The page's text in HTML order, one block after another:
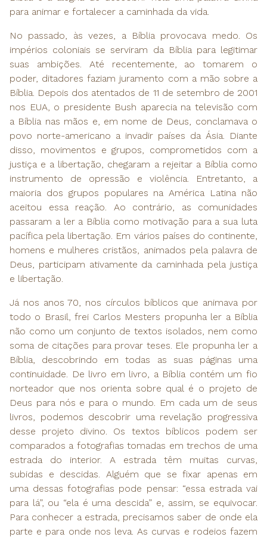
para animar e fortalecer a caminhada da vida.
No passado, às vezes, a Bíblia provocava medo. Os
impérios coloniais se serviram da Bíblia para legitimar
suas ambições. Até recentemente, ao tomarem o
poder, ditadores faziam juramento com a mão sobre a
Bíblia. Depois dos atentados de 11 de setembro de 2001
nos EUA, o presidente Bush aparecia na televisão com
a Bíblia nas mãos e, em nome de Deus, conclamava o
povo norte-americano a invadir países da Ásia. Diante
disso, movimentos e grupos, comprometidos com a
justiça e a libertação, chegaram a rejeitar a Bíblia como
instrumento de opressão e violência. Entretanto, a
maioria dos grupos populares na América Latina não
aceitou essa reação. Ao contrário, as comunidades
passaram a ler a Bíblia como motivação para a sua luta
pacífica pela libertação. Em vários países do continente,
homens e mulheres cristãos, animados pela palavra de
Deus, participam ativamente da caminhada pela justiça
e libertação.
Já nos anos 70, nos círculos bíblicos que animava por
todo o Brasil, frei Carlos Mesters propunha ler a Bíblia
não como um conjunto de textos isolados, nem como
soma de citações para provar teses. Ele propunha ler a
Bíblia, descobrindo em todas as suas páginas uma
continuidade. De livro em livro, a Bíblia contém um fio
norteador que nos orienta sobre qual é o projeto de
Deus para nós e para o mundo. Em cada um de seus
livros, podemos descobrir uma revelação progressiva
desse projeto divino. Os textos bíblicos podem ser
comparados a fotografias tomadas em trechos de uma
estrada do interior. A estrada têm muitas curvas,
subidas e descidas. Alguém que se fixar apenas em
uma dessas fotografias pode pensar: “essa estrada vai
para lá”, ou “ela é uma descida” e, assim, se equivocar.
Para conhecer a estrada, precisamos saber de onde ela
parte e para onde nos leva. As curvas e rodeios fazem